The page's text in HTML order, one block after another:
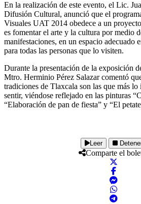
En la realización de este evento, el Lic.
Difusión Cultural, anunció que el
Visuales UAT 2014 obedece a un
es fomentar el arte y la cultura por medio
manifestaciones, en un espacio adecuado
para todas las personas que lo visiten.
Durante la presentación de la exposición
Mtro. Herminio Pérez Salazar comentó
tradiciones de Tlaxcala son las que más lo
sentir, viéndose reflejado en las pinturas
“Elaboración de pan de fiesta” y “El
Leer
Comparte el